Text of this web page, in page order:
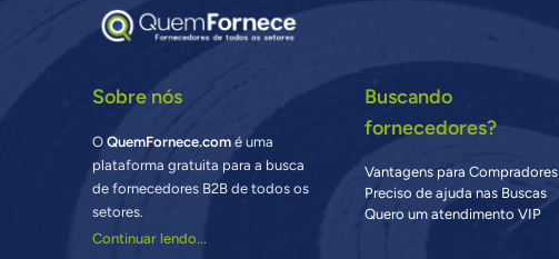
Sobre nós
OQuemFornece.com é uma
plataforma gratuita para a busca
de fornecedores B2B de todos os
setores.
Continuar lendo...
Buscando
fornecedores?
Vantagens para Compradores
Preciso de ajuda nas Buscas
Quero um atendimento VIP